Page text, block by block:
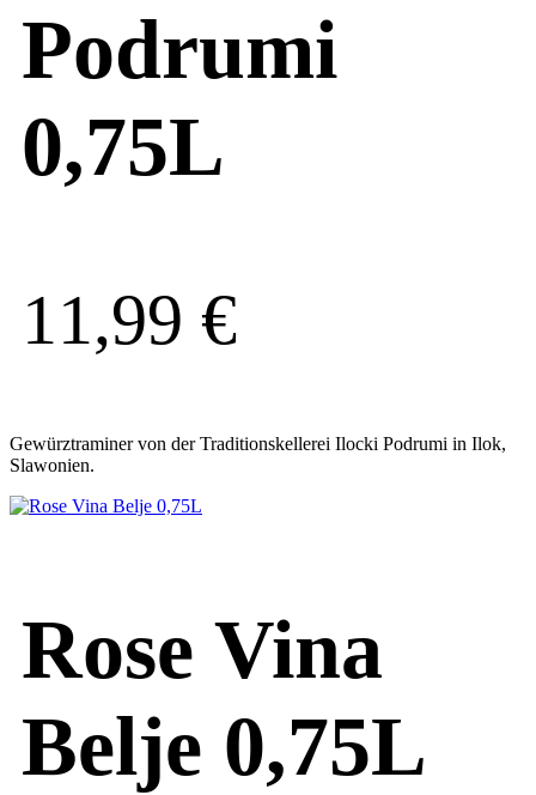
Podrumi
0,75L
11,99 €
Gewürztraminer von der Traditionskellerei Ilocki Podrumi in Ilok,
Slawonien.
Rose Vina
Belje 0,75L